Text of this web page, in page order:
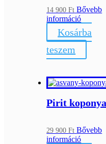
14 900Ft Bővebb
információ
Kosárba
teszem
Pirit koponya
29 900Ft Bővebb
információ